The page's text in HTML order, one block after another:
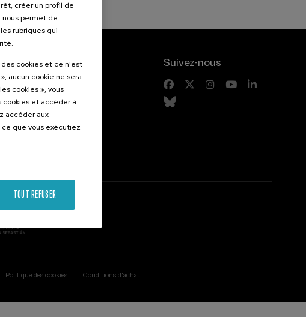
précédentes
Suivez-nous
Politique des cookies Conditions d'achat
créer un profil de
nous permet de
rubriques qui
cookies et ce n'est
aucun cookie ne sera
cookies », vous
cookies et accéder à
accéder aux
que vous exécutiez
TOUT REFUSER